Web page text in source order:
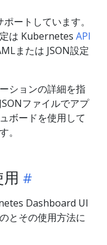
ートしています。
は Kubernetes API
または JSON設定
ションの詳細を指
ファイルでアプ
ボードを使用して
。
Dashboard UI
とその使用方法に